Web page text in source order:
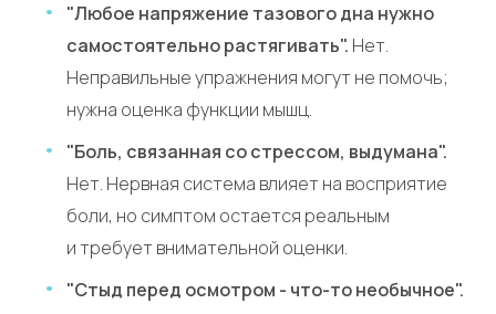
"Любое напряжение тазового дна нужно
самостоятельно растягивать". Нет.
Неправильные упражнения могут не помочь;
нужна оценка функции мышц.
"Боль, связанная со стрессом, выдумана".
Нет. Нервная система влияет на восприятие
боли, но симптом остается реальным
и требует внимательной оценки.
"Стыд перед осмотром - что-то необычное".